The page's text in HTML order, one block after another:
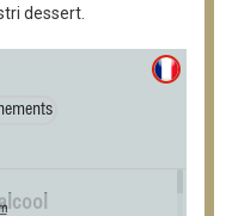
dessert.